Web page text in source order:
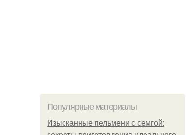
Популярные материалы
Изысканные пельмени с семгой: